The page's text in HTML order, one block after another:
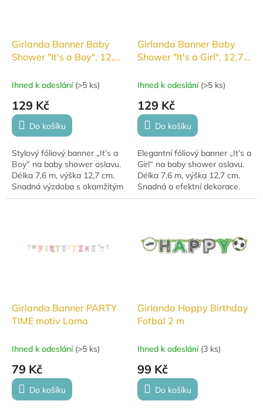
Girlanda Banner Baby
Shower "It's a Boy", 12,7
Ihned k odeslání (>5 ks)
129 Kč
Do košíku
Stylový fóliový banner „It’s a
Boy“ na baby shower oslavu.
Délka 7,6 m, výška 12,7 cm.
Snadná výzdoba s okamžitým
efektem.
Girlanda Banner Baby
Shower "It's a Girl", 12,7
Ihned k odeslání (>5 ks)
129 Kč
Do košíku
Elegantní fóliový banner „It’s a
Girl“ na baby shower oslavu.
Délka 7,6 m, výška 12,7 cm.
Snadná a efektní dekorace.
Girlanda Banner PARTY
TIME motiv Lama
Ihned k odeslání (>5 ks)
79 Kč
Do košíku
Girlanda Happy Birthday
Fotbal 2 m
Ihned k odeslání (3 ks)
99 Kč
Do košíku